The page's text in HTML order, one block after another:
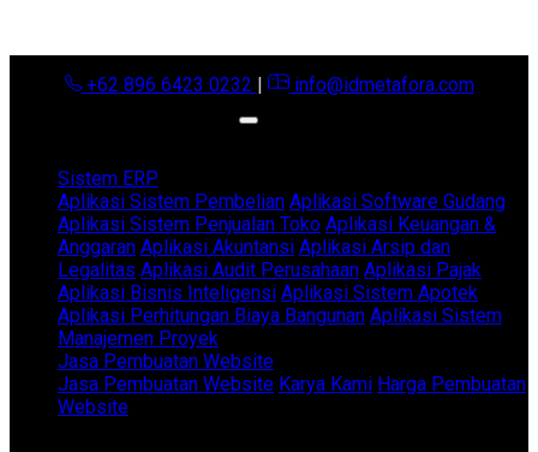
+62 896 6423 0232 | info@idmetafora.com
Sistem ERP
Aplikasi Sistem Pembelian Aplikasi Software Gudang
Aplikasi Sistem Penjualan Toko Aplikasi Keuangan &
Anggaran Aplikasi Akuntansi Aplikasi Arsip dan
Legalitas Aplikasi Audit Perusahaan Aplikasi Pajak
Aplikasi Bisnis Inteligensi Aplikasi Sistem Apotek
Aplikasi Perhitungan Biaya Bangunan Aplikasi Sistem
Manajemen Proyek
Jasa Pembuatan Website
Jasa Pembuatan Website Karya Kami Harga Pembuatan
Website